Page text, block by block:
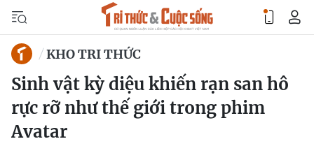
KHO TRI THỨC
Sinh vật kỳ diệu khiến rạn san hô
rực rỡ như thế giới trong phim
Avatar